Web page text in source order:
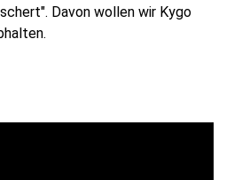
Davon wollen wir Kygo